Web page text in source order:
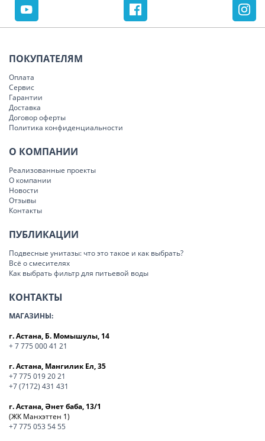
ПОКУПАТЕЛЯМ
Оплата
Сервис
Гарантии
Доставка
Договор оферты
Политика конфиденциальности
О КОМПАНИИ
Реализованные проекты
О компании
Новости
Отзывы
Контакты
ПУБЛИКАЦИИ
Подвесные унитазы: что это такое и как выбрать?
Всё о смесителях
Как выбрать фильтр для питьевой воды
КОНТАКТЫ
МАГАЗИНЫ:
г. Астана, Б. Момышулы, 14
+ 7 775 000 41 21
г. Астана, Мангилик Ел, 35
+7 775 019 20 21
+7 (7172) 431 431
г. Астана, Әнет баба, 13/1
(ЖК Манхэттен 1)
+7 775 053 54 55